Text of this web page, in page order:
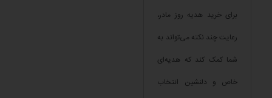
برای خرید هدیه روز مادر،
رعایت چند نکته می‌تواند به
شما کمک کند که هدیه‌ای
خاص و دلنشین انتخاب